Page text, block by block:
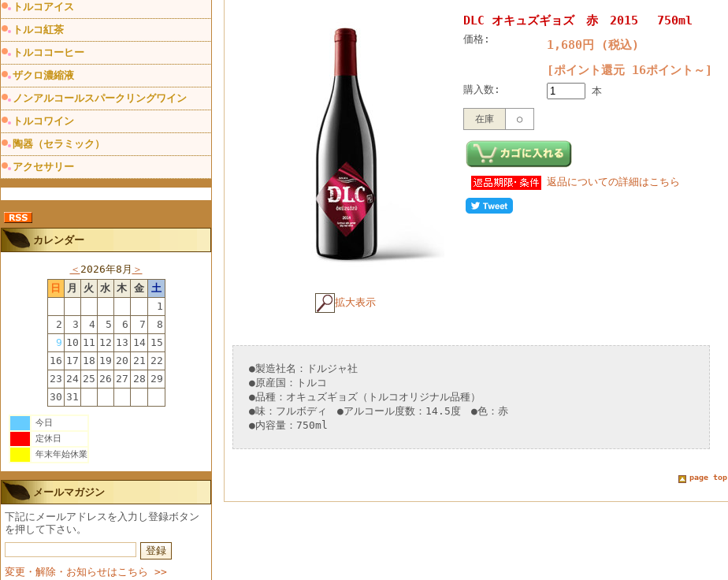
トルコアイス
トルコ紅茶
トルココーヒー
ザクロ濃縮液
ノンアルコールスパークリングワイン
トルコワイン
陶器（セラミック）
アクセサリー
カレンダー
＜ 2026年8月 ＞
日
月 火 水 木 金
土
1
2
3 4 5 6 7
8
9 10 11 12 13 14 15
16 17 18 19 20 21 22
23 24 25 26 27 28 29
30 31
今日
定休日
年末年始休業
メールマガジン
下記にメールアドレスを入力し登録ボタン
を押して下さい。
変更・解除・お知らせはこちら >>
拡大表示
DLC オキュズギョズ 赤 2015 750ml
価格:
1,680円 (税込)
[ポイント還元 16ポイント～]
購入数: 本
在庫 ○
返品についての詳細はこちら
●製造社名：ドルジャ社
●原産国：トルコ
●品種：オキュズギョズ（トルコオリジナル品種）
●味：フルボディ ●アルコール度数：14.5度 ●色：赤
●内容量：750ml
page top